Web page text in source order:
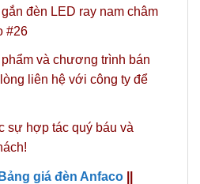
đèn LED ray nam châm
#26
và chương trình bán
liên hệ với công ty để
sự hợp tác quý báu và
giá đèn Anfaco